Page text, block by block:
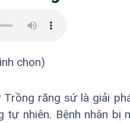
chọn)
Trồng răng sứ là giải
tự nhiên. Bệnh nhân